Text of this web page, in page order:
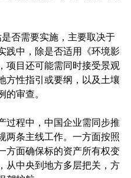
是否需要实施，主要取决于
践中，除是否适用《环境影
项目还可能需同时接受景观
方性指引或要纲，以及土壤
的审查。
过程中，中国企业需同步推
两条主线工作。一方面按照
方面确保标的资产所有权变
从中央到地方多层把关，方